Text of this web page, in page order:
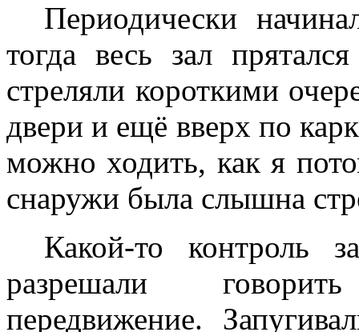
Периодически
тогда весь зал
стреляли короткими
двери и ещё вверх по
можно ходить, как я
снаружи была слышна
Какой-то контроль
разрешали
передвижение.